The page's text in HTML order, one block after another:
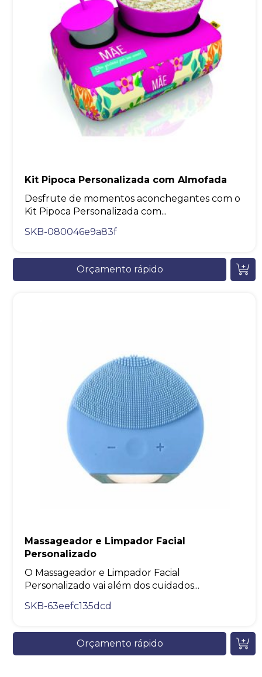
Kit Pipoca Personalizada com Almofada
Desfrute de momentos aconchegantes com o
Kit Pipoca Personalizada com...
SKB-080046e9a83f
Orçamento rápido
Massageador e Limpador Facial
Personalizado
O Massageador e Limpador Facial
Personalizado vai além dos cuidados...
SKB-63eefc135dcd
Orçamento rápido